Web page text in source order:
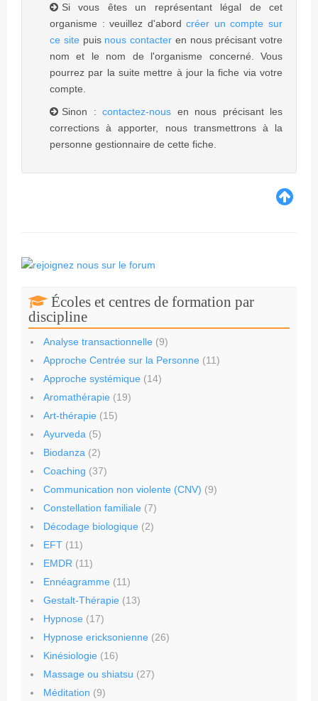
Si vous êtes un représentant légal de cet
organisme : veuillez d'abordcréer un compte sur
ce sitepuis nous contacter en nous précisant votre
nom et le nom de l'organisme concerné. Vous
pourrez par la suite mettre à jour la fiche via votre
compte.
Sinon : contactez-nous en nous précisant les
corrections à apporter, nous transmettrons à la
personne gestionnaire de cette fiche.
Écoles et centres de formation par
discipline
Analyse transactionnelle (9)
Approche Centrée sur la Personne (11)
Approche systémique (14)
Aromathérapie (19)
Art-thérapie (15)
Ayurveda (5)
Biodanza (2)
Coaching (37)
Communication non violente (CNV) (9)
Constellation familiale (7)
Décodage biologique (2)
EFT (11)
EMDR (11)
Ennéagramme (11)
Gestalt-Thérapie (13)
Hypnose (17)
Hypnose ericksonienne (26)
Kinésiologie (16)
Massage ou shiatsu (27)
Méditation (9)